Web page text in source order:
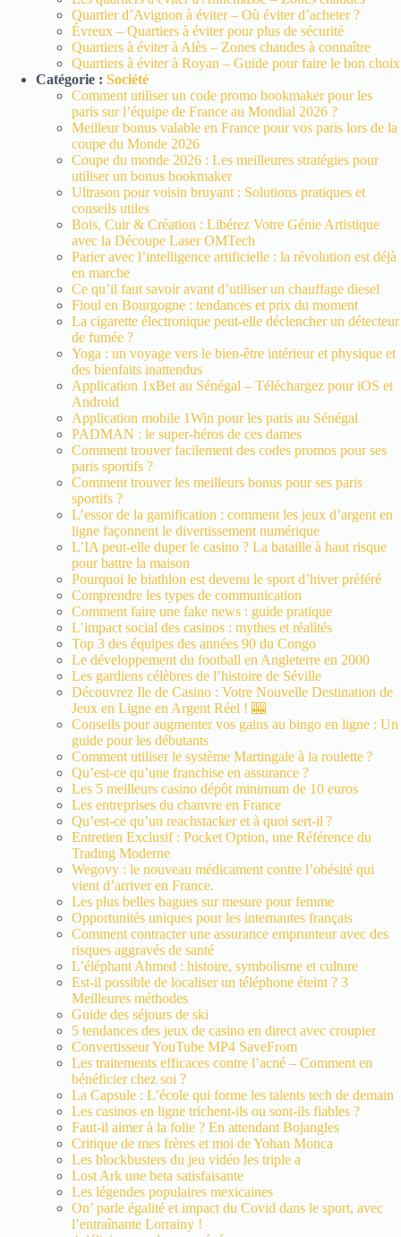
Quartier d’Avignon à éviter – Où éviter d’acheter ?
Évreux – Quartiers à éviter pour plus de sécurité
Quartiers à éviter à Alès – Zones chaudes à connaître
Quartiers à éviter à Royan – Guide pour faire le bon choix
Catégorie : Société
Comment utiliser un code promo bookmaker pour les
paris sur l’équipe de France au Mondial 2026 ?
Meilleur bonus valable en France pour vos paris lors de la
coupe du Monde 2026
Coupe du monde 2026 : Les meilleures stratégies pour
utiliser un bonus bookmaker
Ultrason pour voisin bruyant : Solutions pratiques et
conseils utiles
Bois, Cuir & Création : Libérez Votre Génie Artistique
avec la Découpe Laser OMTech
Parier avec l’intelligence artificielle : la révolution est déjà
en marche
Ce qu’il faut savoir avant d’utiliser un chauffage diesel
Fioul en Bourgogne : tendances et prix du moment
La cigarette électronique peut-elle déclencher un détecteur
de fumée ?
Yoga : un voyage vers le bien-être intérieur et physique et
des bienfaits inattendus
Application 1xBet au Sénégal – Téléchargez pour iOS et
Android
Application mobile 1Win pour les paris au Sénégal
PADMAN : le super-héros de ces dames
Comment trouver facilement des codes promos pour ses
paris sportifs ?
Comment trouver les meilleurs bonus pour ses paris
sportifs ?
L’essor de la gamification : comment les jeux d’argent en
ligne façonnent le divertissement numérique
L’IA peut-elle duper le casino ? La bataille à haut risque
pour battre la maison
Pourquoi le biathlon est devenu le sport d’hiver préféré
Comprendre les types de communication
Comment faire une fake news : guide pratique
L’impact social des casinos : mythes et réalités
Top 3 des équipes des années 90 du Congo
Le développement du football en Angleterre en 2000
Les gardiens célèbres de l’histoire de Séville
Découvrez Ile de Casino : Votre Nouvelle Destination de
Jeux en Ligne en Argent Réel ! 🎰
Conseils pour augmenter vos gains au bingo en ligne : Un
guide pour les débutants
Comment utiliser le système Martingale à la roulette ?
Qu’est-ce qu’une franchise en assurance ?
Les 5 meilleurs casino dépôt minimum de 10 euros
Les entreprises du chanvre en France
Qu’est-ce qu’un reachstacker et à quoi sert-il ?
Entretien Exclusif : Pocket Option, une Référence du
Trading Moderne
Wegovy : le nouveau médicament contre l’obésité qui
vient d’arriver en France.
Les plus belles bagues sur mesure pour femme
Opportunités uniques pour les internautes français
Comment contracter une assurance emprunteur avec des
risques aggravés de santé
L’éléphant Ahmed : histoire, symbolisme et culture
Est-il possible de localiser un téléphone éteint ? 3
Meilleures méthodes
Guide des séjours de ski
5 tendances des jeux de casino en direct avec croupier
Convertisseur YouTube MP4 SaveFrom
Les traitements efficaces contre l’acné – Comment en
bénéficier chez soi ?
La Capsule : L’école qui forme les talents tech de demain
Les casinos en ligne trichent-ils ou sont-ils fiables ?
Faut-il aimer à la folie ? En attendant Bojangles
Critique de mes frères et moi de Yohan Monca
Les blockbusters du jeu vidéo les triple a
Lost Ark une beta satisfaisante
Les légendes populaires mexicaines
On’ parle égalité et impact du Covid dans le sport, avec
l’entraînante Lorrainy !